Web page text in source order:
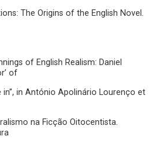
The Origins of the English Novel.
of English Realism: Daniel
of
in António Apolinário Lourenço et
na Ficção Oitocentista.